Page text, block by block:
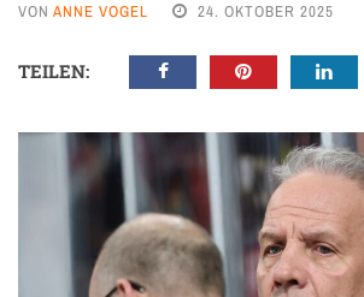
VON ANNE VOGEL 24. OKTOBER 2025
TEILEN: